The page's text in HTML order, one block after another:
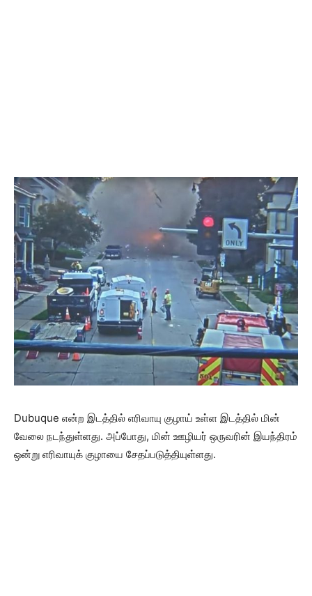
Dubuque என்ற இடத்தில் எரிவாயு குழாய் உள்ள இடத்தில் மின்
வேலை நடந்துள்ளது. அப்போது, மின் ஊழியர் ஒருவரின் இயந்திரம்
ஒன்று எரிவாயுக் குழாயை சேதப்படுத்தியுள்ளது.